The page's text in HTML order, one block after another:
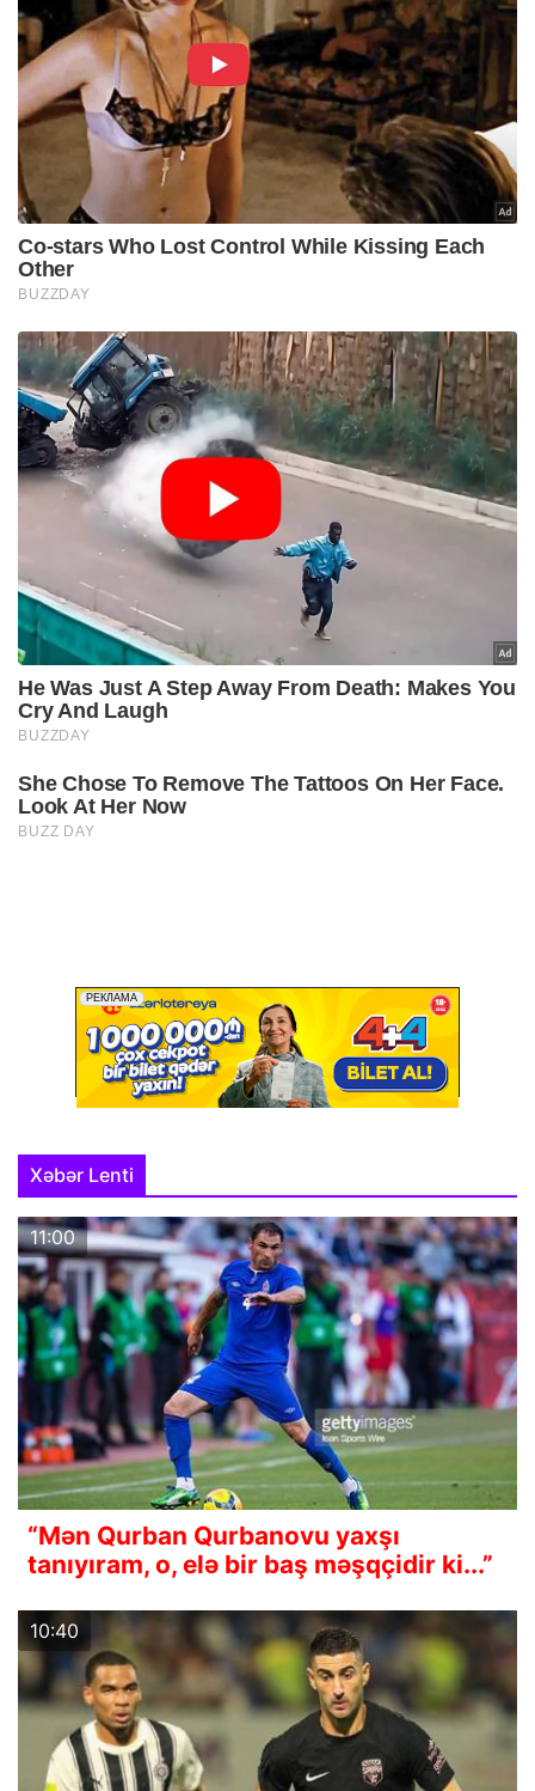
Xəbər Lenti
11:00
“Mən Qurban Qurbanovu yaxşı
tanıyıram, o, elə bir baş məşqçidir ki...”
10:40